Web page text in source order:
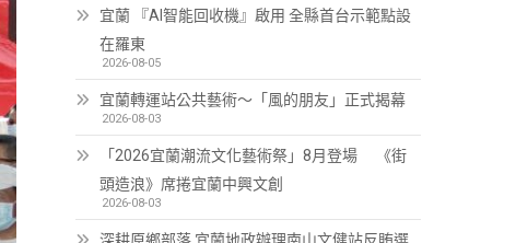
宜蘭 『AI智能回收機』啟用 全縣首台示範點設
在羅東
2026-08-05
宜蘭轉運站公共藝術～「風的朋友」正式揭幕
2026-08-03
「2026宜蘭潮流文化藝術祭」8月登場 《街
頭造浪》席捲宜蘭中興文創
2026-08-03
深耕原鄉部落 宜蘭地政辦理南山文健站反賄選